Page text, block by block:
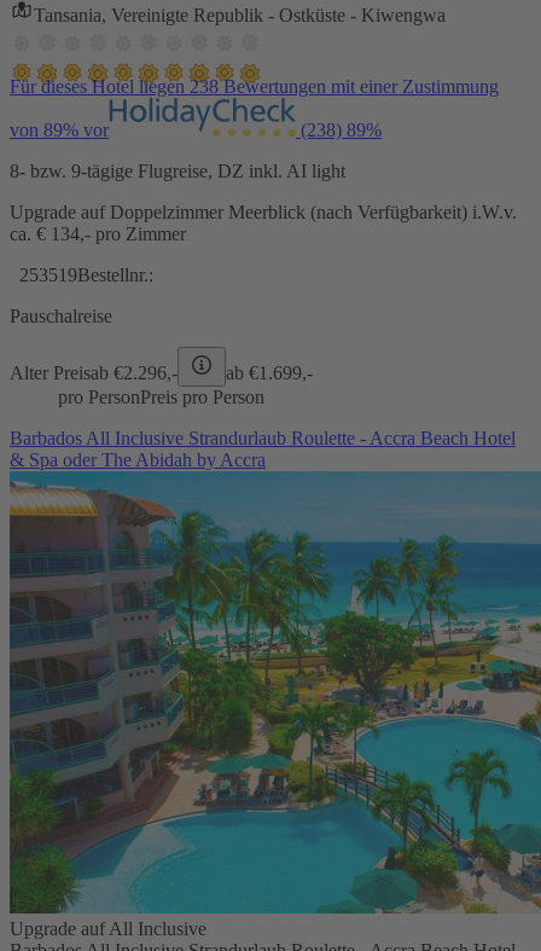
Tansania, Vereinigte Republik - Ostküste - Kiwengwa
Für dieses Hotel liegen 238 Bewertungen mit einer Zustimmung
von 89% vor (238) 89%
8- bzw. 9-tägige Flugreise, DZ inkl. AI light
Upgrade auf Doppelzimmer Meerblick (nach Verfügbarkeit) i.W.v.
ca. € 134,- pro Zimmer
253519Bestellnr.:
Pauschalreise
Alter Preisab €2.296,- ab €1.699,-
pro PersonPreis pro Person
Barbados All Inclusive Strandurlaub Roulette - Accra Beach Hotel
& Spa oder The Abidah by Accra
Upgrade auf All Inclusive